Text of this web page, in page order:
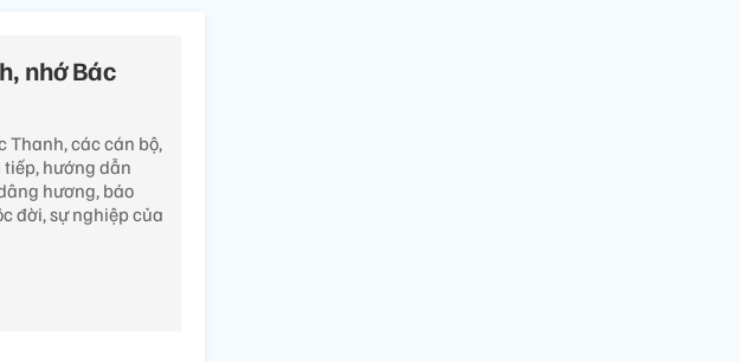
nhớ Bác
Thanh, các cán bộ,
hướng dẫn
hương, báo
đời, sự nghiệp của